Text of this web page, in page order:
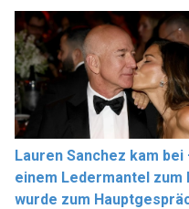
Lauren Sanchez kam bei
einem Ledermantel zum
wurde zum